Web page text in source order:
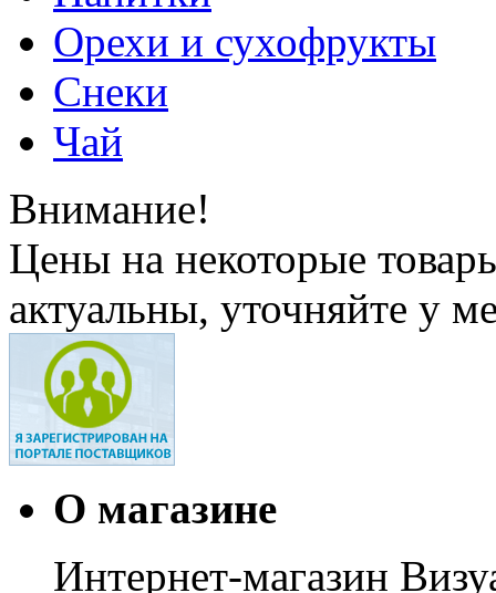
Орехи и сухофрукты
Снеки
Чай
Внимание!
Цены на некоторые
актуальны, уточняйте у
О магазине
Интернет-магазин